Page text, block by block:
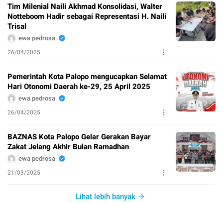
Tim Milenial Naili Akhmad Konsolidasi, Walter
Notteboom Hadir sebagai Representasi H. Naili
Trisal
ewa pedrosa
26/04/2025
Pemerintah Kota Palopo mengucapkan Selamat
Hari Otonomi Daerah ke-29, 25 April 2025
ewa pedrosa
26/04/2025
BAZNAS Kota Palopo Gelar Gerakan Bayar
Zakat Jelang Akhir Bulan Ramadhan
ewa pedrosa
21/03/2025
Lihat lebih banyak